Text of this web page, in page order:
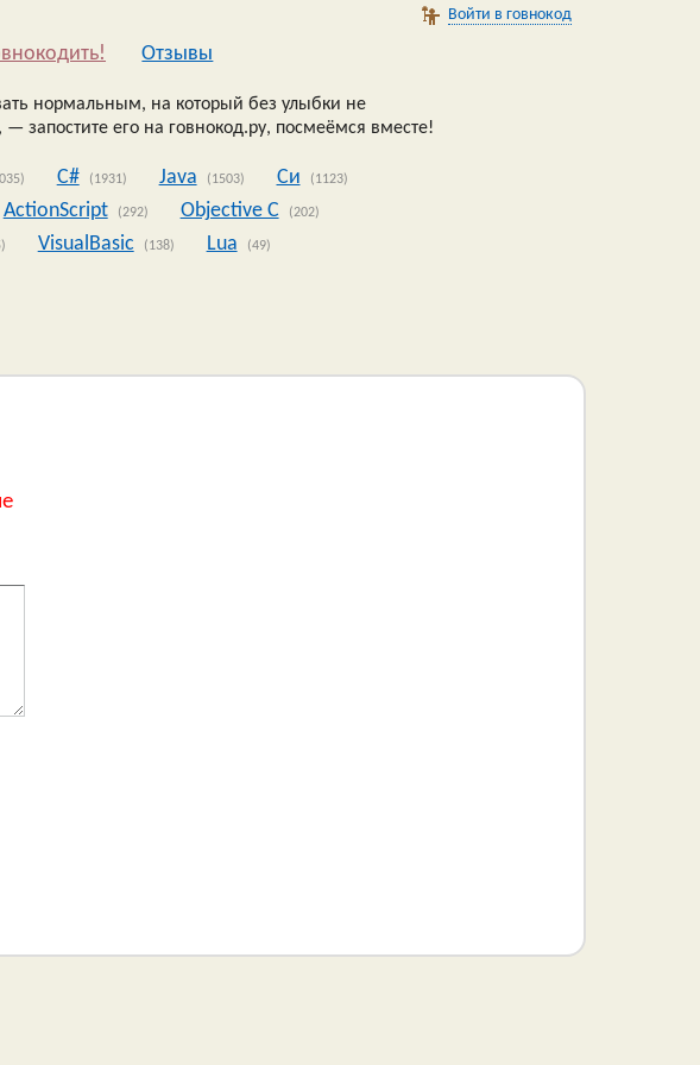
Войти в говнокод
Oтзывы
нормальным, на который без улыбки не
запостите его на говнокод.ру, посмеёмся вместе!
C# (1931) Java (1503) Си (1123)
ActionScript (292) Objective C (202)
VisualBasic (138) Lua (49)